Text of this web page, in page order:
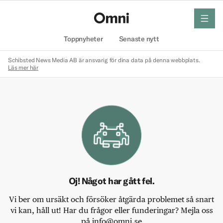
Toppnyheter Senaste nytt
meny
Schibsted News Media AB är ansvarig för dina data på denna webbplats.
Läs mer här
Oj! Något har gått fel.
Vi ber om ursäkt och försöker åtgärda problemet så snart
vi kan, håll ut! Har du frågor eller funderingar? Mejla oss